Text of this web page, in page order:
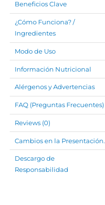
Beneficios Clave
¿Cómo Funciona? /
Ingredientes
Modo de Uso
Información Nutricional
Alérgenos y Advertencias
FAQ (Preguntas Frecuentes)
Reviews (0)
Cambios en la Presentación.
Descargo de
Responsabilidad